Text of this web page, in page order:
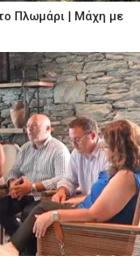
Πλωμάρι | Μάχη με